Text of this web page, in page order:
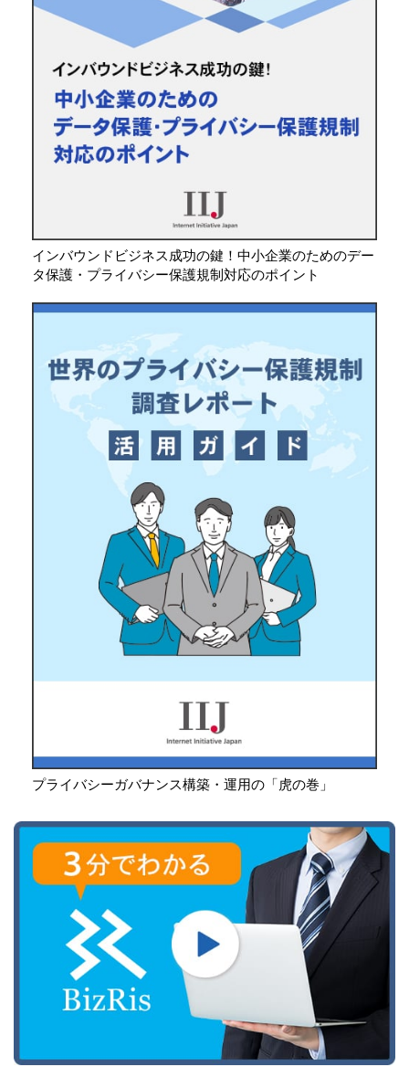
インバウンドビジネス成功の鍵！中小企業のためのデー
タ保護・プライバシー保護規制対応のポイント
プライバシーガバナンス構築・運用の「虎の巻」